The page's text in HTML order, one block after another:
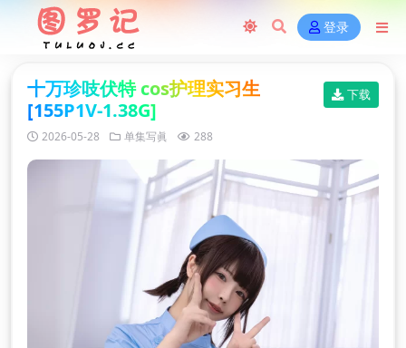
登录
十万珍吱伏特 cos护理实习生
[155P1V-1.38G]
下载
2026-05-28 单集写眞 288